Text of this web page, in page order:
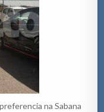
na Sabana